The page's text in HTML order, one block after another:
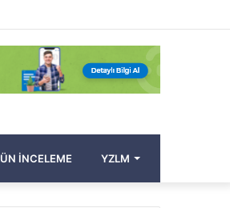
yap
...
Bölmesi
Makale
Ol
İNCELEME YZLM